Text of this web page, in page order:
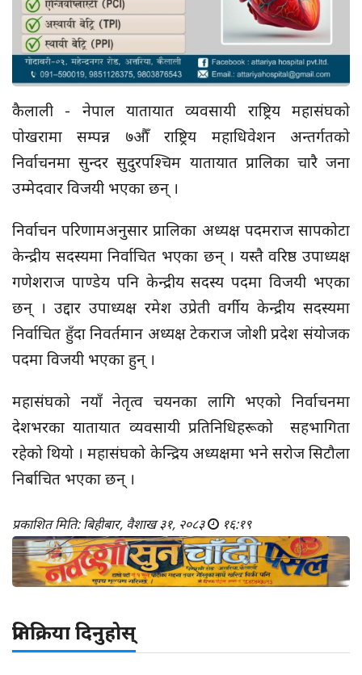
कैलाली - नेपाल यातायात व्यवसायी राष्ट्रिय महासंघको
पोखरामा सम्पन्न ७औँ राष्ट्रिय महाधिवेशन अन्तर्गतको
निर्वाचनमा सुन्दर सुदुरपश्चिम यातायात प्रालिका चारै जना
उम्मेदवार विजयी भएका छन् ।
निर्वाचन परिणामअनुसार प्रालिका अध्यक्ष पदमराज सापकोटा
केन्द्रीय सदस्यमा निर्वाचित भएका छन् । यस्तै वरिष्ठ उपाध्यक्ष
गणेशराज पाण्डेय पनि केन्द्रीय सदस्य पदमा विजयी भएका
छन् । उद्दार उपाध्यक्ष रमेश उप्रेती वर्गीय केन्द्रीय सदस्यमा
निर्वाचित हुँदा निवर्तमान अध्यक्ष टेकराज जोशी प्रदेश संयोजक
पदमा विजयी भएका हुन् ।
महासंघको नयाँ नेतृत्व चयनका लागि भएको निर्वाचनमा
देशभरका यातायात व्यवसायी प्रतिनिधिहरूको सहभागिता
रहेको थियो । महासंघको केन्द्रिय अध्यक्षमा भने सरोज सिटौला
निर्बाचित भएका छन् ।
प्रकाशित मिति: बिहीबार, वैशाख ३१, २०८३ १६:१९
प्रतिक्रिया दिनुहोस्